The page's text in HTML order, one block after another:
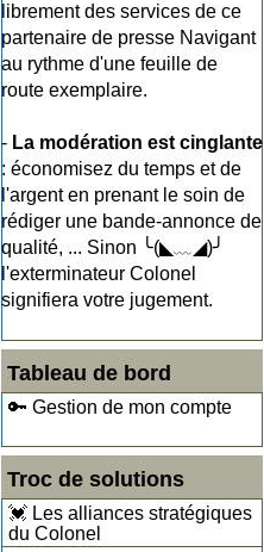
librement des services de ce
partenaire de presse Navigant
au rythme d'une feuille de
route exemplaire.
- La modération est cinglante
: économisez du temps et de
l'argent en prenant le soin de
rédiger une bande-annonce de
qualité, ... Sinon ╰(◣﹏◢)╯
l'exterminateur Colonel
signifiera votre jugement.
Tableau de bord
🔑 Gestion de mon compte
Troc de solutions
💓 Les alliances stratégiques
du Colonel